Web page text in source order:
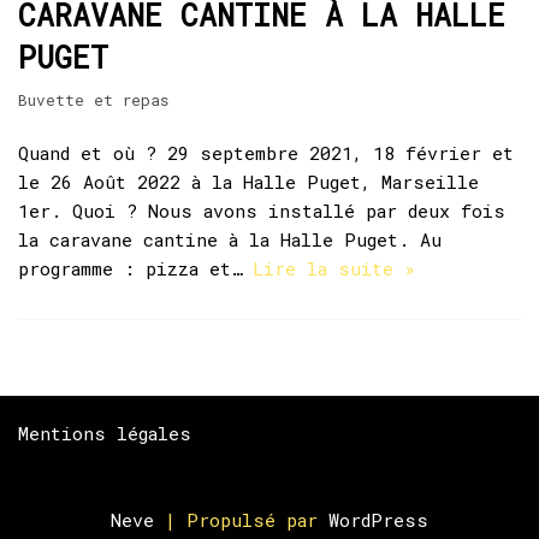
CARAVANE CANTINE À LA HALLE
PUGET
Buvette et repas
Quand et où ? 29 septembre 2021, 18 février et
le 26 Août 2022 à la Halle Puget, Marseille
1er. Quoi ? Nous avons installé par deux fois
la caravane cantine à la Halle Puget. Au
programme : pizza et… Lire la suite »
Mentions légales
Neve | Propulsé par WordPress